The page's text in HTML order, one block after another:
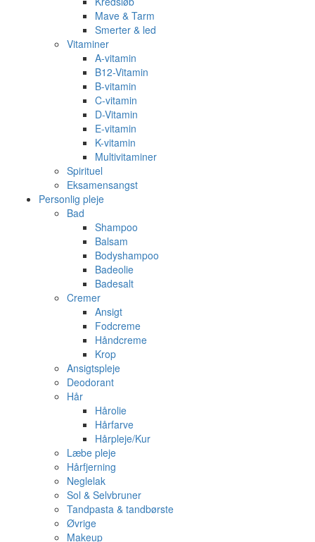
Mave & Tarm
Smerter & led
Vitaminer
A-vitamin
B12-Vitamin
B-vitamin
C-vitamin
D-Vitamin
E-vitamin
K-vitamin
Multivitaminer
Spirituel
Eksamensangst
Personlig pleje
Bad
Shampoo
Balsam
Bodyshampoo
Badeolie
Badesalt
Cremer
Ansigt
Fodcreme
Håndcreme
Krop
Ansigtspleje
Deodorant
Hår
Hårolie
Hårfarve
Hårpleje/Kur
Læbe pleje
Hårfjerning
Neglelak
Sol & Selvbruner
Tandpasta & tandbørste
Øvrige
Makeup